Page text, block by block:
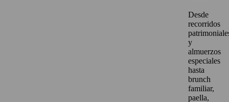
Desde
recorridos
y
almuerzos
especiales
hasta
brunch
familiar,
paella,